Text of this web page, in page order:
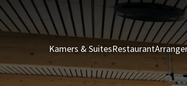
Kamers & SuitesRestaurant